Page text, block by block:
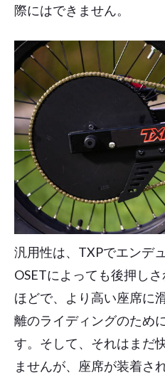
際にはできません。
汎用性は、TXPでエンデ
OSETによっても後押し
ほどで、より高い座席に
離のライディングのため
す。そして、それはまだ
ませんが、座席が装着さ